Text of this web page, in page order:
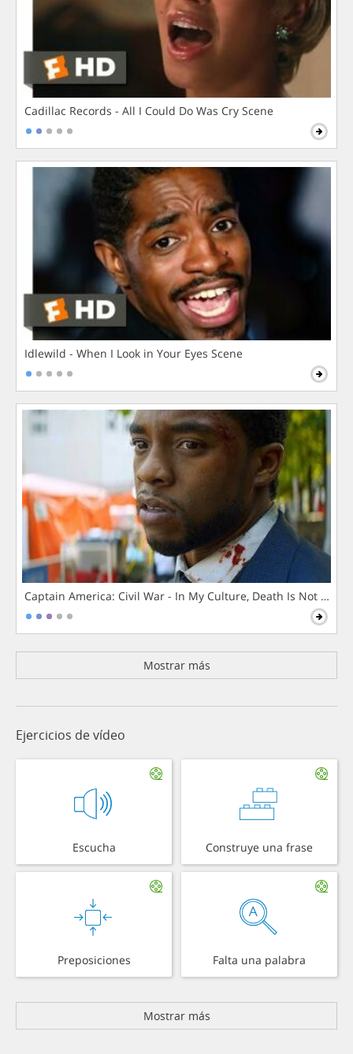
Cadillac Records - All I Could Do Was Cry Scene
Idlewild - When I Look in Your Eyes Scene
Captain America: Civil War - In My Culture, Death Is Not The
Mostrar más
Ejercicios de vídeo
Escucha Construye una frase
Preposiciones Falta una palabra
Mostrar más